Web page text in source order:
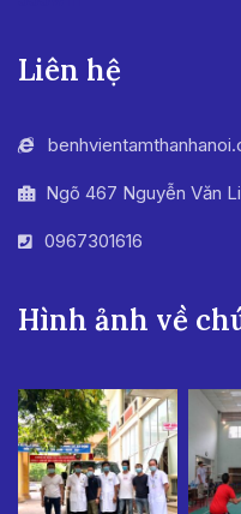
Liên hệ
Ngõ 467 Nguyễn Văn
0967301616
Hình ảnh về